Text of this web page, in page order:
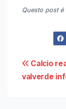
Questo post
Calcio
valverde